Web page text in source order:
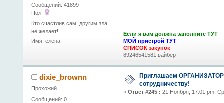
Сообщений: 41899
Пол:
Кто счастлив сам, другим зла
не желает!
Имя: елена
Если я вам должна заполните ТУТ
МОЙ пристрой ТУТ
СПИСОК закупок
89246541581 вайбер
dixie_brownn
Прохожий
Сообщений: 0
Приглашаем
сотрудничеству!
« Ответ #245 : 21 Ноября, 17:01 pm,